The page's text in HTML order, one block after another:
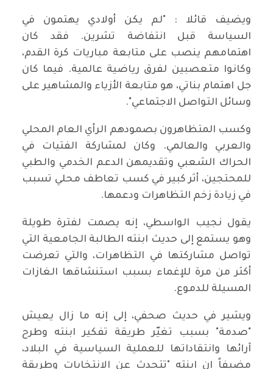
ويضيف قائلا : "لم يكن أولادي يهتمون في
السياسة قبل انتفاضة تشرين. فقد كان
اهتمامهم ينصب على متابعة مباريات كرة القدم،
وكانوا متعصبين لفرق رياضية عالمية. فيما كان
جل اهتمام بناتي، هو متابعة الأزياء والمشاهير على
وسائل التواصل الاجتماعي".
وكسب المتظاهرون بصمودهم الرأي العام المحلي
والعربي والعالمي. وكان لمشاركة الفتيات في
الحراك الشعبي وتقديمهن الدعم الخدمي والطبي
للمحتجين، أثر كبير في كسب تعاطف محلي تسبب
في زيادة زخم التظاهرات ودعمها.
يقول نجيب الواسطي، إنه يصمت لفترة طويلة
وهو يستمع إلى حديث ابنته الطالبة الجامعية التي
تواصل مشاركتها في التظاهرات، والتي تعرضت
أكثر من مرة للإغماء بسبب استنشاقها الغازات
المسيلة للدموع.
ويشير في حديث صحفي، إلى إنه ما زال يعيش
"صدمة" بسبب تغيّر طريقة تفكير ابنته وطرح
آرائها وانتقاداتها للعملية السياسية في البلاد،
مضيفاً ان ابنته "تتحدث عن الانتخابات وطريقة